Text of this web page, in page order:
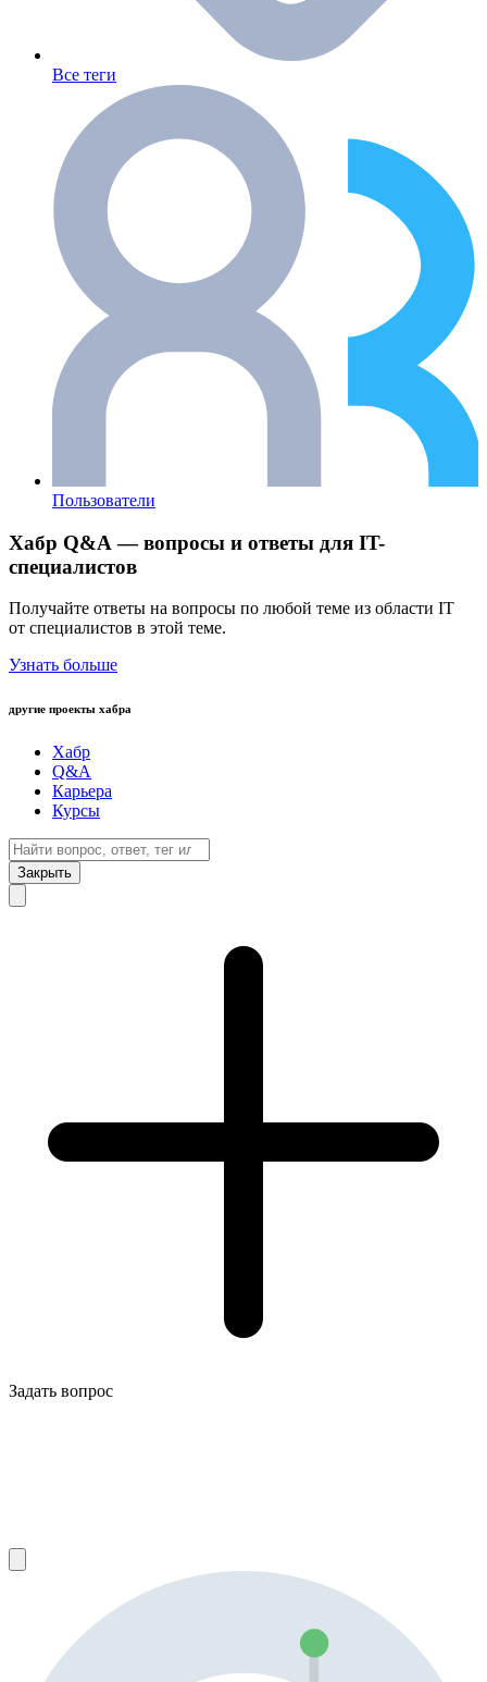
Все теги
Пользователи
Хабр Q&A — вопросы и ответы для IT-
специалистов
Получайте ответы на вопросы по любой теме из области IT
от специалистов в этой теме.
Узнать больше
другие проекты хабра
Хабр
Q&A
Карьера
Курсы
Закрыть
Задать вопрос